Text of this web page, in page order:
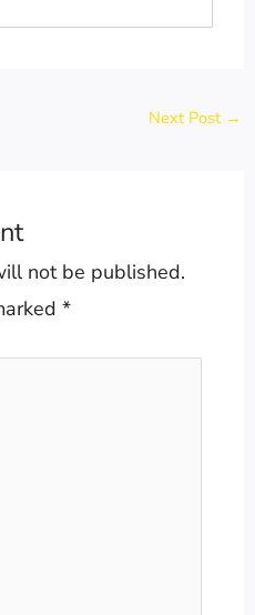
Next Post →
not be published.
*